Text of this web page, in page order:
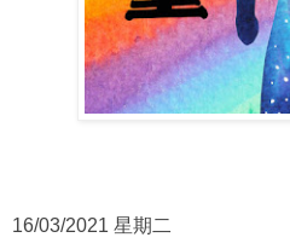
16/03/2021 星期二